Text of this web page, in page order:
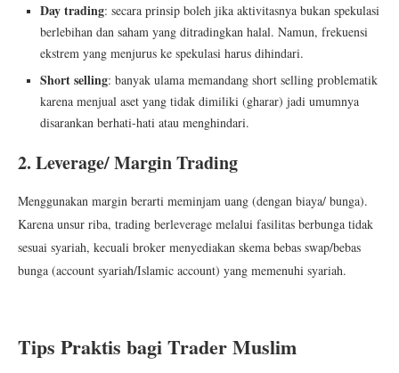
Day trading: secara prinsip boleh jika aktivitasnya bukan spekulasi
berlebihan dan saham yang ditradingkan halal. Namun, frekuensi
ekstrem yang menjurus ke spekulasi harus dihindari.
Short selling: banyak ulama memandang short selling problematik
karena menjual aset yang tidak dimiliki (gharar) jadi umumnya
disarankan berhati-hati atau menghindari.
2. Leverage/ Margin Trading
Menggunakan margin berarti meminjam uang (dengan biaya/ bunga).
Karena unsur riba, trading berleverage melalui fasilitas berbunga tidak
sesuai syariah, kecuali broker menyediakan skema bebas swap/bebas
bunga (account syariah/Islamic account) yang memenuhi syariah.
Tips Praktis bagi Trader Muslim